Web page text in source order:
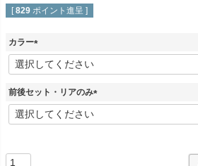
[ 829 ポイント進呈 ]
カラー
(
必
)
前後セット・リアのみ
(